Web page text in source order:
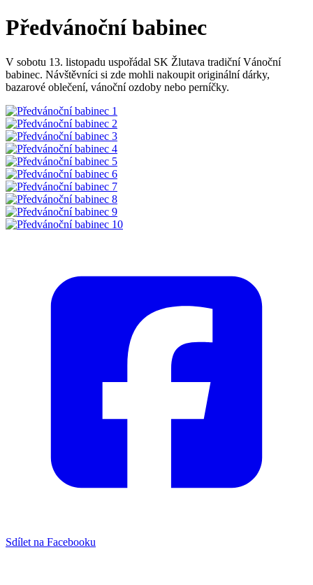
Předvánoční babinec
V sobotu 13. listopadu uspořádal SK Žlutava tradiční Vánoční
babinec. Návštěvníci si zde mohli nakoupit originální dárky,
bazarové oblečení, vánoční ozdoby nebo perníčky.
Sdílet na Facebooku